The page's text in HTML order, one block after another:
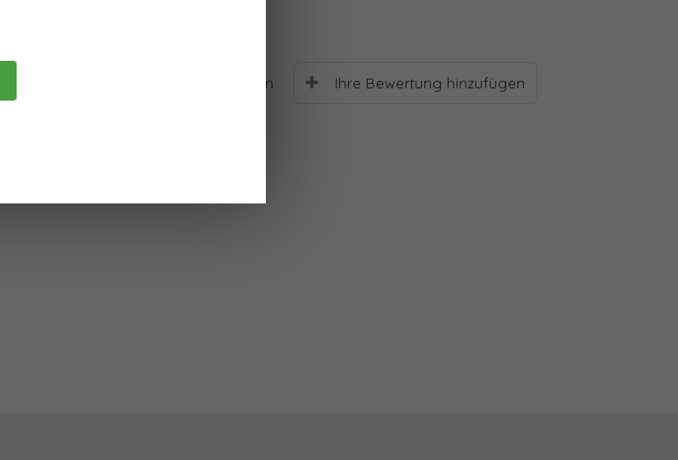
Bewertungen Ihre Bewertung hinzufügen